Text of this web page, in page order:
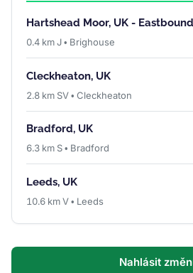
Hartshead Moor, UK - Eastbound
0.4 km J • Brighouse
Cleckheaton, UK
2.8 km SV • Cleckheaton
Bradford, UK
6.3 km S • Bradford
Leeds, UK
10.6 km V • Leeds
Nahlásit